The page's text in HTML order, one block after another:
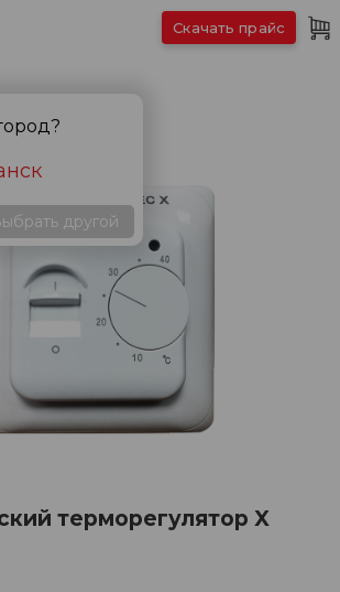
терморегулятор X
Скачать прайс
другой